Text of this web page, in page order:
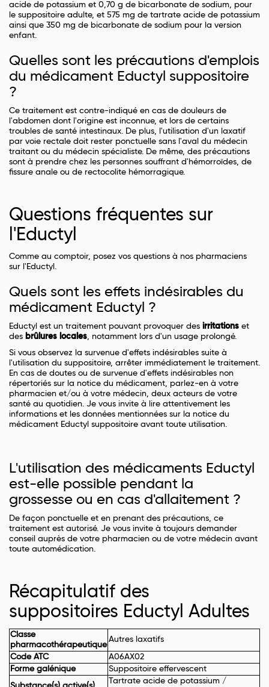
acide de potassium et 0,70 g de bicarbonate de sodium, pour
le suppositoire adulte, et 575 mg de tartrate acide de potassium
ainsi que 350 mg de bicarbonate de sodium pour la version
enfant.
Quelles sont les précautions d'emplois
du médicament Eductyl suppositoire
?
Ce traitement est contre-indiqué en cas de douleurs de
l'abdomen dont l'origine est inconnue, et lors de certains
troubles de santé intestinaux. De plus, l'utilisation d'un laxatif
par voie rectale doit rester ponctuelle sans l'aval du médecin
traitant ou du médecin spécialiste. De même, des précautions
sont à prendre chez les personnes souffrant d'hémorroïdes, de
fissure anale ou de rectocolite hémorragique.
Questions fréquentes sur
l'Eductyl
Comme au comptoir, posez vos questions à nos pharmaciens
sur l'Eductyl.
Quels sont les effets indésirables du
médicament Eductyl ?
Eductyl est un traitement pouvant provoquer des irritations et
des brûlures locales, notamment lors d'un usage prolongé.
Si vous observez la survenue d'effets indésirables suite à
l'utilisation du suppositoire, arrêter immédiatement le traitement.
En cas de doutes ou de survenue d'effets indésirables non
répertoriés sur la notice du médicament, parlez-en à votre
pharmacien et/ou à votre médecin, deux acteurs de votre
santé au quotidien. Je vous invite à lire attentivement les
informations et les données mentionnées sur la notice du
médicament Eductyl suppositoire avant toute utilisation.
L'utilisation des médicaments Eductyl
est-elle possible pendant la
grossesse ou en cas d'allaitement ?
De façon ponctuelle et en prenant des précautions, ce
traitement est autorisé. Je vous invite à toujours demander
conseil auprès de votre pharmacien ou de votre médecin avant
toute automédication.
Récapitulatif des
suppositoires Eductyl Adultes
Classe
pharmacothérapeutique
Autres laxatifs
Code ATC
A06AX02
Forme galénique
Suppositoire effervescent
Tartrate acide de potassium /